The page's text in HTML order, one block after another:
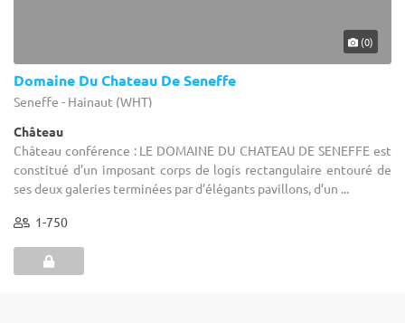
(0)
Domaine Du Chateau De Seneffe
Seneffe - Hainaut (WHT)
Château
Château conférence : LE DOMAINE DU CHATEAU DE SENEFFE est
constitué d’un imposant corps de logis rectangulaire entouré de
ses deux galeries terminées par d’élégants pavillons, d’un ...
1-750